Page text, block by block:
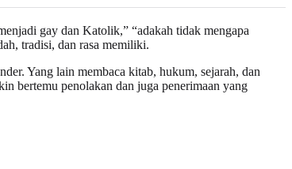
gay dan Katolik,” “adakah tidak mengapa
tradisi, dan rasa memiliki.
Yang lain membaca kitab, hukum, sejarah, dan
bertemu penolakan dan juga penerimaan yang